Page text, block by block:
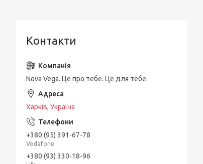
Контакти
Nova Vega. Це про тебе. Це для тебе.
Харків, Україна
+380 (95) 391-67-78
Vodafone
+380 (93) 330-18-96